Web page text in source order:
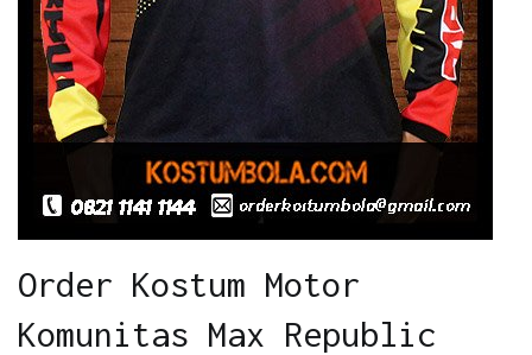
Order Kostum Motor
Komunitas Max Republic